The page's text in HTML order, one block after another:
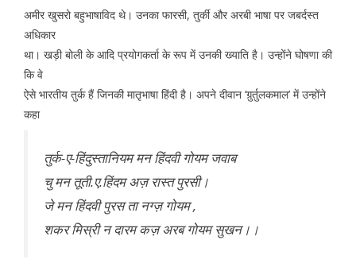
अमीर खुसरो बहुभाषाविद थे। उनका फारसी, तुर्की और अरबी भाषा पर जबर्दस्त
अधिकार
था। खड़ी बोली के आदि प्रयोगकर्ता के रूप में उनकी ख्याति है। उन्होंने घोषणा की
कि वे
ऐसे भारतीय तुर्क हैं जिनकी मातृभाषा हिंदी है। अपने दीवान ‘गुर्र्तुलकमाल’ में उन्होंने
कहा
तुर्क-ए-हिंदुस्तानियम मन हिंदवी गोयम जवाब
चु मन तूती.ए.हिंदम अज़ रास्त पुरसी।
जे मन हिंदवी पुरस ता नग्ज़ गोयम ,
शकर मिस्री न दारम कज़ अरब गोयम सुखन।।